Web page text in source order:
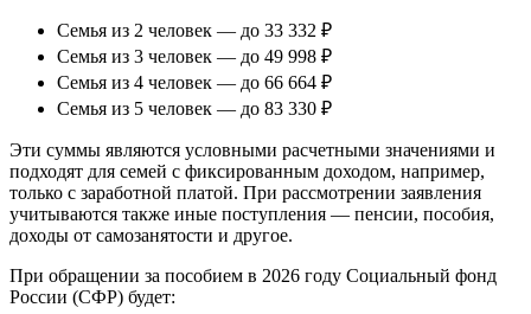
Семья из 2 человек — до 33 332 ₽
Семья из 3 человек — до 49 998 ₽
Семья из 4 человек — до 66 664 ₽
Семья из 5 человек — до 83 330 ₽
Эти суммы являются условными расчетными значениями и
подходят для семей с фиксированным доходом, например,
только с заработной платой. При рассмотрении заявления
учитываются также иные поступления — пенсии, пособия,
доходы от самозанятости и другое.
При обращении за пособием в 2026 году Социальный фонд
России (СФР) будет: